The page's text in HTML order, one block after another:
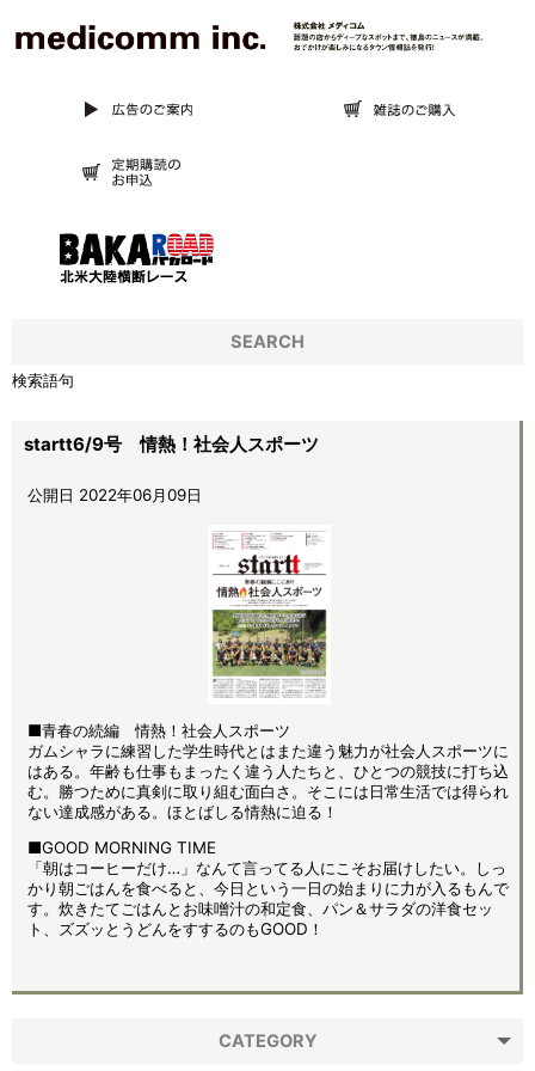
startt6/9号 情熱！社会人スポーツ
公開日 2022年06月09日
■青春の続編 情熱！社会人スポーツ
ガムシャラに練習した学生時代とはまた違う魅力が社会人スポーツに
はある。年齢も仕事もまったく違う人たちと、ひとつの競技に打ち込
む。勝つために真剣に取り組む面白さ。そこには日常生活では得られ
ない達成感がある。ほとばしる情熱に迫る！
■GOOD MORNING TIME
「朝はコーヒーだけ…」なんて言ってる人にこそお届けしたい。しっ
かり朝ごはんを食べると、今日という一日の始まりに力が入るもんで
す。炊きたてごはんとお味噌汁の和定食、パン＆サラダの洋食セッ
ト、ズズッとうどんをすするのもGOOD！
CATEGORY
SEARCH
検索語句